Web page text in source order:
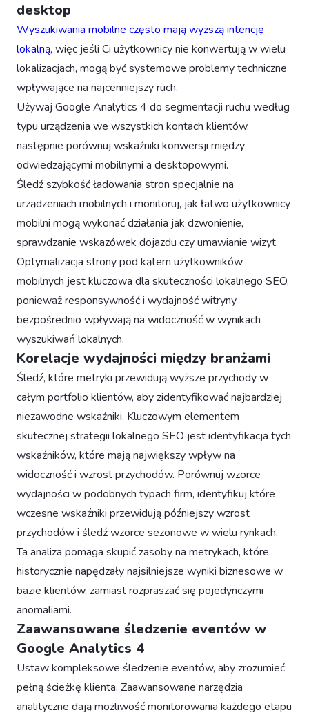
desktop
Wyszukiwania mobilne często mają wyższą intencję
lokalną, więc jeśli Ci użytkownicy nie konwertują w wielu
lokalizacjach, mogą być systemowe problemy techniczne
wpływające na najcenniejszy ruch.
Używaj Google Analytics 4 do segmentacji ruchu według
typu urządzenia we wszystkich kontach klientów,
następnie porównuj wskaźniki konwersji między
odwiedzającymi mobilnymi a desktopowymi.
Śledź szybkość ładowania stron specjalnie na
urządzeniach mobilnych i monitoruj, jak łatwo użytkownicy
mobilni mogą wykonać działania jak dzwonienie,
sprawdzanie wskazówek dojazdu czy umawianie wizyt.
Optymalizacja strony pod kątem użytkowników
mobilnych jest kluczowa dla skuteczności lokalnego SEO,
ponieważ responsywność i wydajność witryny
bezpośrednio wpływają na widoczność w wynikach
wyszukiwań lokalnych.
Korelacje wydajności między branżami
Śledź, które metryki przewidują wyższe przychody w
całym portfolio klientów, aby zidentyfikować najbardziej
niezawodne wskaźniki. Kluczowym elementem
skutecznej strategii lokalnego SEO jest identyfikacja tych
wskaźników, które mają największy wpływ na
widoczność i wzrost przychodów. Porównuj wzorce
wydajności w podobnych typach firm, identyfikuj które
wczesne wskaźniki przewidują późniejszy wzrost
przychodów i śledź wzorce sezonowe w wielu rynkach.
Ta analiza pomaga skupić zasoby na metrykach, które
historycznie napędzały najsilniejsze wyniki biznesowe w
bazie klientów, zamiast rozpraszać się pojedynczymi
anomaliami.
Zaawansowane śledzenie eventów w
Google Analytics 4
Ustaw kompleksowe śledzenie eventów, aby zrozumieć
pełną ścieżkę klienta. Zaawansowane narzędzia
analityczne dają możliwość monitorowania każdego etapu